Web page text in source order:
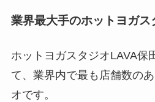
業界最大手のホットヨガス
ホットヨガスタジオLAVA保
て、業界内で最も店舗数の
オです。